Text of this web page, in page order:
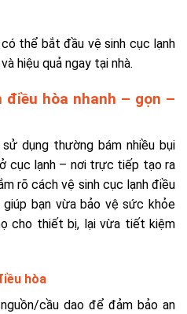
thể bắt đầu vệ sinh cục lạnh
hiệu quả ngay tại nhà.
điều hòa nhanh – gọn –
dụng thường bám nhiều bụi
cục lạnh – nơi trực tiếp tạo ra
rõ cách vệ sinh cục lạnh điều
bạn vừa bảo vệ sức khỏe
cho thiết bị, lại vừa tiết kiệm
hòa
cầu dao để đảm bảo an